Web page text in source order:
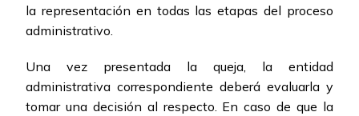
la representación en todas las etapas del proceso
administrativo.
Una vez presentada la queja, la entidad
administrativa correspondiente deberá evaluarla y
tomar una decisión al respecto. En caso de que la